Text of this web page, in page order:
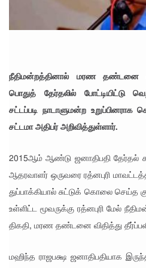
குற்றவாளி
களும்
அற்ற
நாட்டை
உருவாக்கு
வதே
அரசாங்க
த்தின்
நீதிமன்றத்தினால் மரண தண்டனை
பொதுத் தேர்தலில் போட்டியிட்டு
சட்டப்படி நாடாளுமன்ற
சட்டமா அதிபர் அறிவித்துள்ளார்.
2015ஆம் ஆண்டு ஜனாதிபதி தேர்தல்
ஆதரவாளர் ஒருவரை ரத்னபுரி
துப்பாக்கியால் சுட்டுக் கொலை செய்த
உள்ளிட்ட மூவருக்கு ரத்னபுரி மேல்
திகதி, மரண தண்டனை விதித்து
மஹிந்த ராஜபக்ஷ ஜனாதிபதியாக